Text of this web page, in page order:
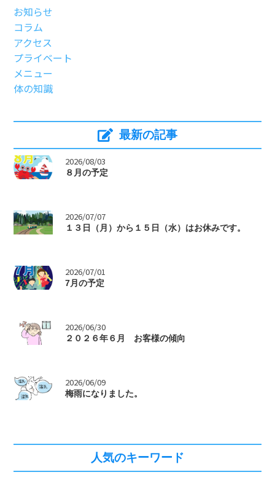
お知らせ
コラム
アクセス
プライベート
メニュー
体の知識
最新の記事
> 2026/08/03
８月の予定
> 2026/07/07
１３日（月）から１５日（水）はお休みです。
> 2026/07/01
7月の予定
> 2026/06/30
２０２６年６月 お客様の傾向
> 2026/06/09
梅雨になりました。
人気のキーワード